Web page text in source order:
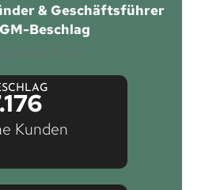
& Geschäftsführer
Beschlag
Kunden